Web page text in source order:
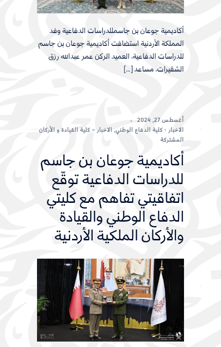
أكاديمية جوعان بن جاسمللدراسات الدفاعية وفد
المملكة الأردنية​ استضافت أكاديمية جوعان بن جاسم
للدراسات الدفاعية، العميد الركن عمر عبدالله رزق
الشقيرات، مساعد […]
أغسطس 27, 2024
الاخبار - كلية الدفاع الوطني, الاخبار – كلية القيادة و الأركان
المشتركة
أكاديمية جوعان بن جاسم
للدراسات الدفاعية توقّع
اتفاقيتي تفاهم مع كليتي
الدفاع الوطني والقيادة
والأركان الملكية الأردنية